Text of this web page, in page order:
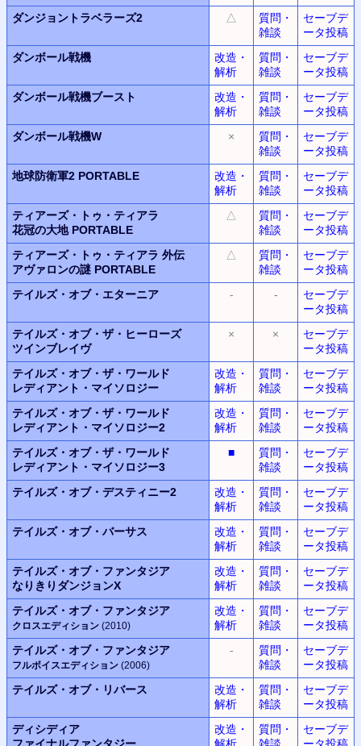
ダンジョントラベラーズ2
△
質問・
雑談
セーブデ
ータ投稿
ダンボール戦機
改造・
解析
質問・
雑談
セーブデ
ータ投稿
ダンボール戦機ブースト
改造・
解析
質問・
雑談
セーブデ
ータ投稿
ダンボール戦機W
×
質問・
雑談
セーブデ
ータ投稿
地球防衛軍2 PORTABLE
改造・
解析
質問・
雑談
セーブデ
ータ投稿
ティアーズ・トゥ・ティアラ
花冠の大地 PORTABLE
△
質問・
雑談
セーブデ
ータ投稿
ティアーズ・トゥ・ティアラ 外伝
アヴァロンの謎 PORTABLE
△
質問・
雑談
セーブデ
ータ投稿
テイルズ・オブ・エターニア
- -
セーブデ
ータ投稿
テイルズ・オブ・ザ・ヒーローズ
ツインブレイヴ
× ×
セーブデ
ータ投稿
テイルズ・オブ・ザ・ワールド
レディアント・マイソロジー
改造・
解析
質問・
雑談
セーブデ
ータ投稿
テイルズ・オブ・ザ・ワールド
レディアント・マイソロジー2
改造・
解析
質問・
雑談
セーブデ
ータ投稿
テイルズ・オブ・ザ・ワールド
レディアント・マイソロジー3
■
質問・
雑談
セーブデ
ータ投稿
テイルズ・オブ・デスティニー2
改造・
解析
質問・
雑談
セーブデ
ータ投稿
テイルズ・オブ・バーサス
改造・
解析
質問・
雑談
セーブデ
ータ投稿
テイルズ・オブ・ファンタジア
なりきりダンジョンX
改造・
解析
質問・
雑談
セーブデ
ータ投稿
テイルズ・オブ・ファンタジア
クロスエディション (2010)
改造・
解析
質問・
雑談
セーブデ
ータ投稿
テイルズ・オブ・ファンタジア
フルボイスエディション (2006)
-
質問・
雑談
セーブデ
ータ投稿
テイルズ・オブ・リバース
改造・
解析
質問・
雑談
セーブデ
ータ投稿
ディシディア
ファイナルファンタジー
改造・
解析
質問・
雑談
セーブデ
ータ投稿